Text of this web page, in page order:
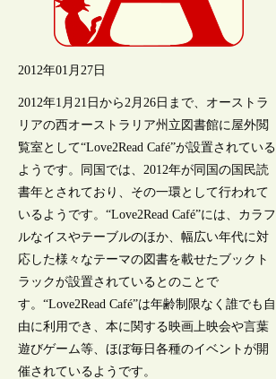
2012年01月27日
2012年1月21日から2月26日まで、オーストラ
リアの西オーストラリア州立図書館に屋外閲
覧室として“Love2Read Café”が設置されている
ようです。同国では、2012年が同国の国民読
書年とされており、その一環として行われて
いるようです。“Love2Read Café”には、カラフ
ルなイスやテーブルのほか、幅広い年代に対
応した様々なテーマの図書を載せたブックト
ラックが設置されているとのことで
す。“Love2Read Café”は年齢制限なく誰でも自
由に利用でき、本に関する映画上映会や言葉
遊びゲーム等、ほぼ毎日各種のイベントが開
催されているようです。